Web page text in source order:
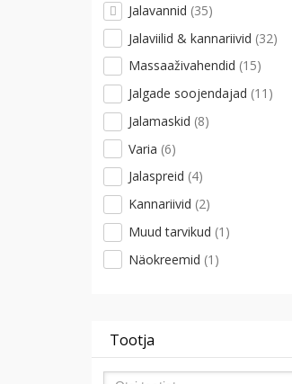
Jalavannid (35)
Jalaviilid & kannariivid (32)
Massaaživahendid (15)
Jalgade soojendajad (11)
Jalamaskid (8)
Varia (6)
Jalaspreid (4)
Kannariivid (2)
Muud tarvikud (1)
Näokreemid (1)
Tootja